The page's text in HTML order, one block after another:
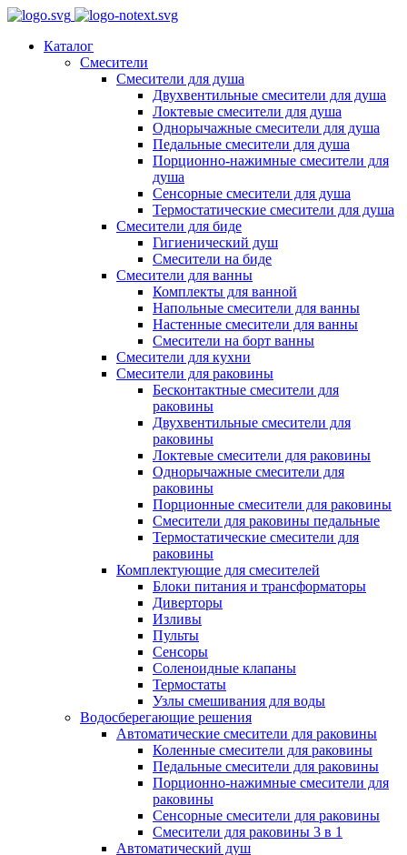
Каталог
Смесители
Смесители для душа
Двухвентильные смесители для душа
Локтевые смесители для душа
Однорычажные смесители для душа
Педальные смесители для душа
Порционно-нажимные смесители для
душа
Сенсорные смесители для душа
Термостатические смесители для душа
Смесители для биде
Гигиенический душ
Смесители на биде
Смесители для ванны
Комплекты для ванной
Напольные смесители для ванны
Настенные смесители для ванны
Смесители на борт ванны
Смесители для кухни
Смесители для раковины
Бесконтактные смесители для
раковины
Двухвентильные смесители для
раковины
Локтевые смесители для раковины
Однорычажные смесители для
раковины
Порционные смесители для раковины
Смесители для раковины педальные
Термостатические смесители для
раковины
Комплектующие для смесителей
Блоки питания и трансформаторы
Диверторы
Изливы
Пульты
Сенсоры
Соленоидные клапаны
Термостаты
Узлы смешивания для воды
Водосберегающие решения
Автоматические смесители для раковины
Коленные смесители для раковины
Педальные смесители для раковины
Порционно-нажимные смесители для
раковины
Сенсорные смесители для раковины
Смесители для раковины 3 в 1
Автоматический душ